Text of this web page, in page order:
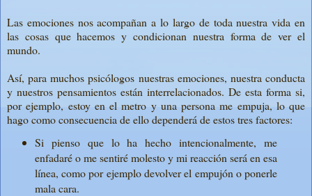
Las emociones nos acompañan a lo largo de toda nuestra vida en
las cosas que hacemos y condicionan nuestra forma de ver el
mundo.
Así, para muchos psicólogos nuestras emociones, nuestra conducta
y nuestros pensamientos están interrelacionados. De esta forma si,
por ejemplo, estoy en el metro y una persona me empuja, lo que
hago como consecuencia de ello dependerá de estos tres factores:
Si pienso que lo ha hecho intencionalmente, me
enfadaré o me sentiré molesto y mi reacción será en esa
línea, como por ejemplo devolver el empujón o ponerle
mala cara.